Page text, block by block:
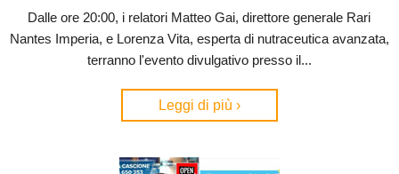
Dalle ore 20:00, i relatori Matteo Gai, direttore generale Rari
Nantes Imperia, e Lorenza Vita, esperta di nutraceutica avanzata,
terranno l'evento divulgativo presso il...
Leggi di più ›